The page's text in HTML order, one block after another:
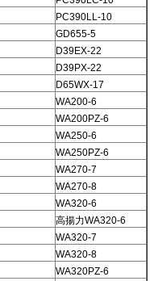
PC390LL-10
GD655-5
D39EX-22
D39PX-22
D65WX-17
WA200-6
WA200PZ-6
WA250-6
WA250PZ-6
WA270-7
WA270-8
WA320-6
高揚力WA320-6
WA320-7
WA320-8
WA320PZ-6